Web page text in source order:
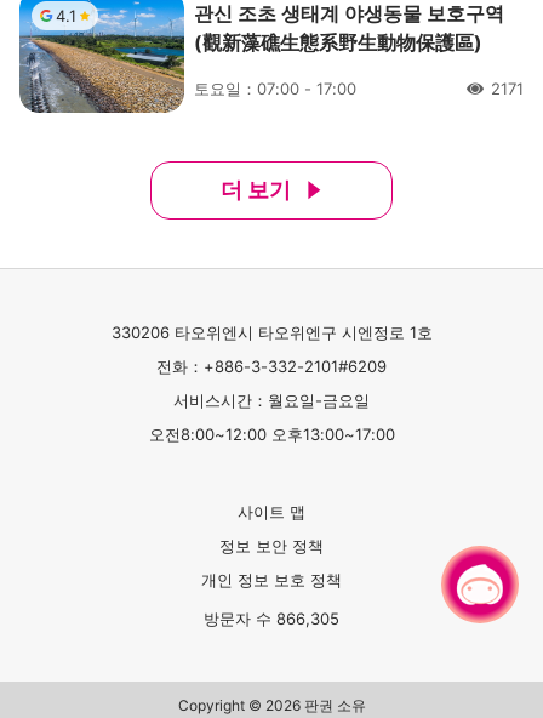
4.1
관신 조초 생태계 야생동물 보호구역
(觀新藻礁生態系野生動物保護區)
토요일：07:00 - 17:00 人氣2171
더 보기
330206 타오위엔시 타오위엔구 시엔정로 1호
전화：+886-3-332-2101#6209
서비스시간：월요일-금요일
오전8:00~12:00 오후13:00~17:00
사이트 맵
정보 보안 정책
개인 정보 보호 정책
방문자 수 866,305
Copyright © 2026 판권 소유
채팅으로 문의하기